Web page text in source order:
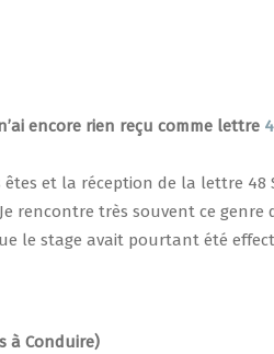
encore rien reçu comme lettre
et la réception de la lettre 48
rencontre très souvent ce genre
le stage avait pourtant été
à Conduire)